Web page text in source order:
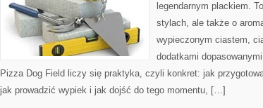
legendarnym plackiem.
stylach, ale także o
wypieczonym ciastem,
dodatkami
Pizza Dog Field liczy się praktyka, czyli konkret: jak
jak prowadzić wypiek i jak dojść do tego momentu, […]